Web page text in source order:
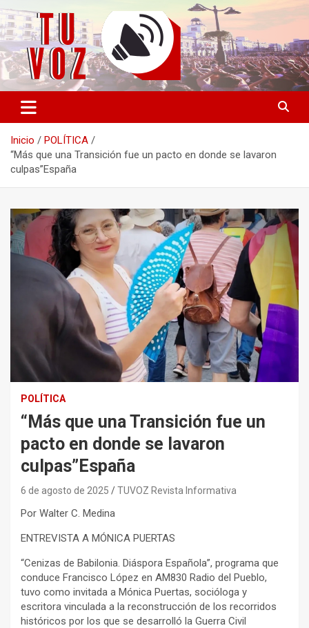
Saltar
contenido
TU VOZ
Información PLURAL y LIBRE
Inicio
POLÍTICA
“Más que una Transición fue un pacto en donde se lavaron
culpas”España
POLÍTICA
“Más que una Transición fue un
pacto en donde se lavaron
culpas”España
6 de agosto de 2025 TUVOZ Revista Informativa
Por Walter C. Medina
ENTREVISTA A MÓNICA PUERTAS
“Cenizas de Babilonia. Diáspora Española”, programa que
conduce Francisco López en AM830 Radio del Pueblo,
tuvo como invitada a Mónica Puertas, socióloga y
escritora vinculada a la reconstrucción de los recorridos
históricos por los que se desarrolló la Guerra Civil